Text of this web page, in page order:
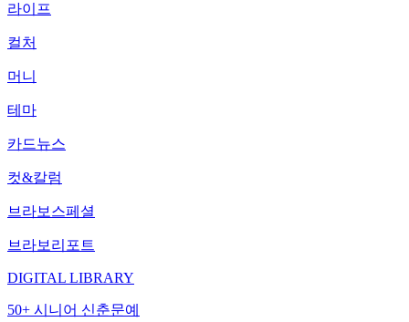
라이프
컬처
머니
테마
카드뉴스
컷&칼럼
브라보스페셜
브라보리포트
DIGITAL LIBRARY
50+ 시니어 신춘문예